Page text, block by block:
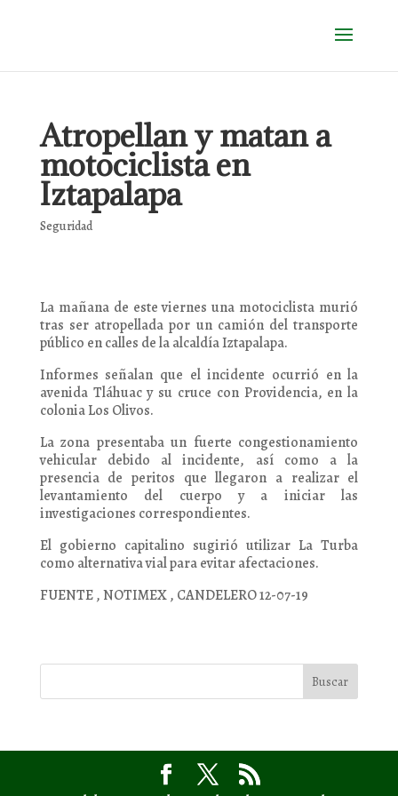
Atropellan y matan a
motociclista en
Iztapalapa
Seguridad
La mañana de este viernes una motociclista murió
tras ser atropellada por un camión del transporte
público en calles de la alcaldía Iztapalapa.
Informes señalan que el incidente ocurrió en la
avenida Tláhuac y su cruce con Providencia, en la
colonia Los Olivos.
La zona presentaba un fuerte congestionamiento
vehicular debido al incidente, así como a la
presencia de peritos que llegaron a realizar el
levantamiento del cuerpo y a iniciar las
investigaciones correspondientes.
El gobierno capitalino sugirió utilizar La Turba
como alternativa vial para evitar afectaciones.
FUENTE , NOTIMEX , CANDELERO 12-07-19